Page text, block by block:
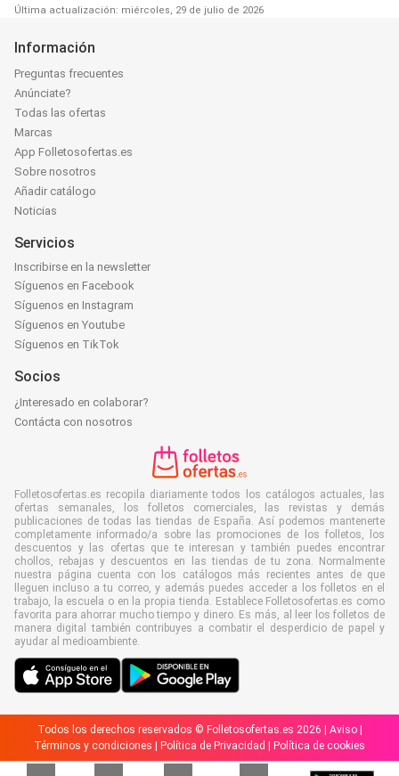
Última actualización: miércoles, 29 de julio de 2026
Información
Preguntas frecuentes
Anúnciate?
Todas las ofertas
Marcas
App Folletosofertas.es
Sobre nosotros
Añadir catálogo
Noticias
Servicios
Inscribirse en la newsletter
Síguenos en Facebook
Síguenos en Instagram
Síguenos en Youtube
Síguenos en TikTok
Socios
¿Interesado en colaborar?
Contácta con nosotros
Folletosofertas.es recopila diariamente todos los catálogos actuales, las
ofertas semanales, los folletos comerciales, las revistas y demás
publicaciones de todas las tiendas de España. Así podemos mantenerte
completamente informado/a sobre las promociones de los folletos, los
descuentos y las ofertas que te interesan y también puedes encontrar
chollos, rebajas y descuentos en las tiendas de tu zona. Normalmente
nuestra página cuenta con los catálogos más recientes antes de que
lleguen incluso a tu correo, y además puedes acceder a los folletos en el
trabajo, la escuela o en la propia tienda. Establece Folletosofertas.es como
favorita para ahorrar mucho tiempo y dinero. Es más, al leer los folletos de
manera digital también contribuyes a combatir el desperdicio de papel y
ayudar al medioambiente.
Todos los derechos reservados © Folletosofertas.es 2026 | Aviso|
Términos y condiciones
Política de Privacidad Política de cookies